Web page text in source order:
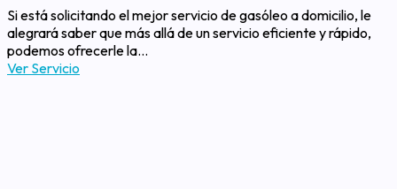
Si está solicitando el mejor servicio de gasóleo a domicilio, le
alegrará saber que más allá de un servicio eficiente y rápido,
podemos ofrecerle la…
Ver Servicio